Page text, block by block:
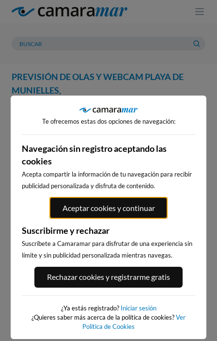
PREVISIÓN DE OLAS Y WEBCAM PLAYA DE
MUNIELLES,
PREVISIÓN METEOROLOGÍA
WEBCAM PLAYA DE
MUNIELLES,
WEBCAMS CERCANAS
PLAYA DE SALINAS, SALINAS
4km · Salinas
PLAYA DE SALINAS, SALINAS
OESTE
4km · Salinas
Te ofrecemos estas dos opciones de navegación:
Navegación sin registro aceptando las
cookies
Acepta compartir la información de tu navegación para recibir
publicidad personalizada y disfruta de contenido.
Aceptar cookies y continuar
Suscribirme y rechazar
Suscríbete a Camaramar para disfrutar de una experiencia sin
límite y sin publicidad personalizada mientras navegas.
Rechazar cookies y registrarme gratis
¿Ya estás registrado? Iniciar sesión
¿Quieres saber más acerca de la política de cookies?Ver
Política de Cookies